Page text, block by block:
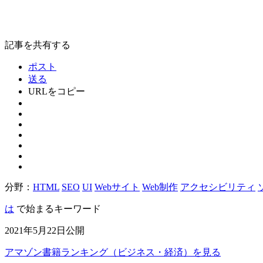
記事を共有する
ポスト
送る
URLをコピー
分野： HTML SEO UI Webサイト Web制作 アクセシビリティ
は で始まるキーワード
2021年5月22日公開
アマゾン書籍ランキング（ビジネス・経済）を見る